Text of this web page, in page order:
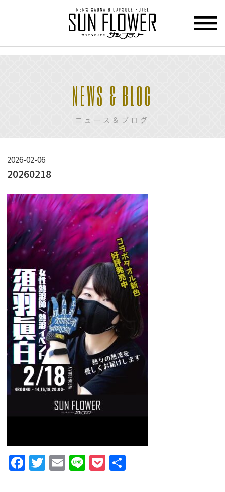
トップページ
カプセル ホテル
SAUNA
PRICE 料金
GUIDANCE ご利用案内
ACCESS アクセス
RESERVATION 宿泊予約
NEWS & BLOG ニュース＆ブログ
NEWS & BLOG
ニュース＆ブログ
2026-02-06
20260218
Facebook
Twitter
Email
LinePocket